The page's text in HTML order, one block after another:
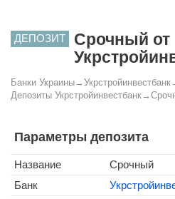
ДЕПОЗИТ
Срочный от
Банки Украины→ Укрстройинвестбанк
Депозиты Укрстройинвестбанк→
Параметры депозита
Название
Срочный
Банк